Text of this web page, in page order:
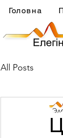
Головна
All Posts